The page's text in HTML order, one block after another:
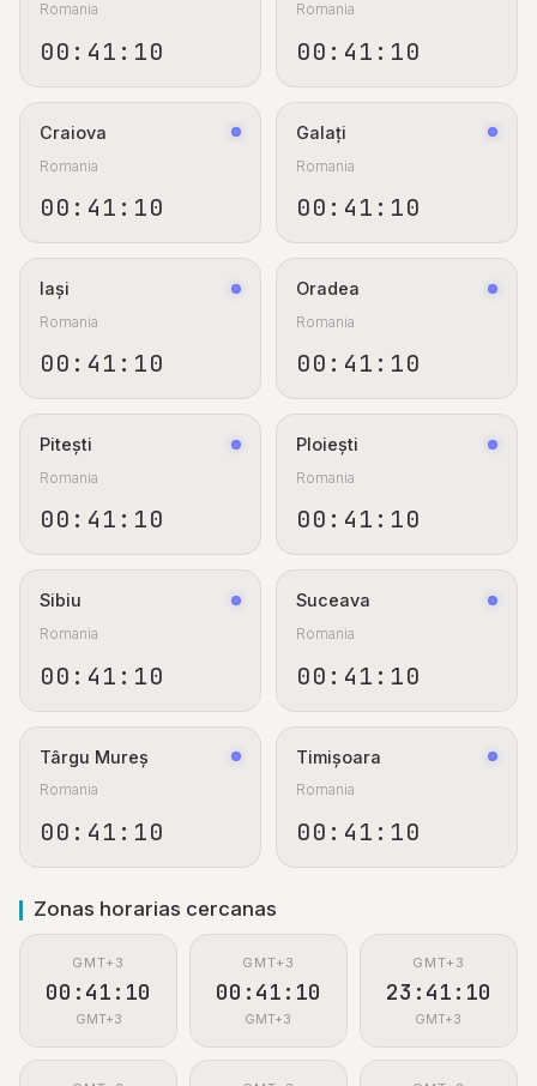
Romania
00:41:11
Romania
00:41:11
Craiova
Romania
00:41:11
Galați
Romania
00:41:11
Iași
Romania
00:41:11
Oradea
Romania
00:41:11
Pitești
Romania
00:41:11
Ploiești
Romania
00:41:11
Sibiu
Romania
00:41:11
Suceava
Romania
00:41:11
Târgu Mureș
Romania
00:41:11
Timișoara
Romania
00:41:11
Zonas horarias cercanas
GMT+3
00:41:11
GMT+3
GMT+3
00:41:11
GMT+3
GMT+3
23:41:11
GMT+3